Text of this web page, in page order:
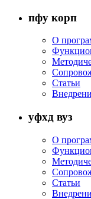
пфу корп
О
Статьи
уфхд вуз
О
Статьи